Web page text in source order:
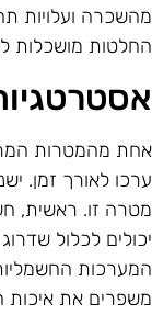
ועלויות
מושכלות
מהמטרות
לאורך זמן.
זו. ראשית,
לכלול
החשמליות
את איכות